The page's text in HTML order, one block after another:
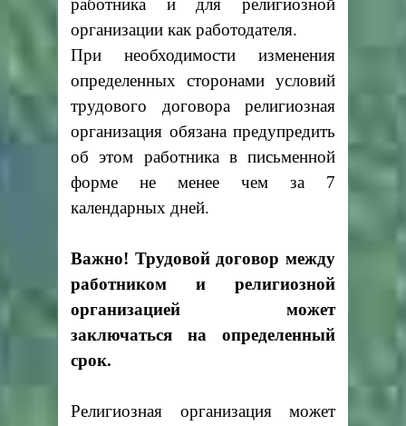
работника и для религиозной
организации как работодателя.
При необходимости изменения
определенных сторонами условий
трудового договора религиозная
организация обязана предупредить
об этом работника в письменной
форме не менее чем за 7
календарных дней.
Важно! Трудовой договор между
работником и религиозной
организацией может
заключаться на определенный
срок.
Религиозная организация может